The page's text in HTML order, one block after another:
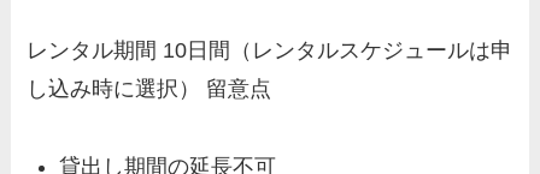
レンタル期間 10日間（レンタルスケジュールは申
し込み時に選択） 留意点
貸出し期間の延長不可